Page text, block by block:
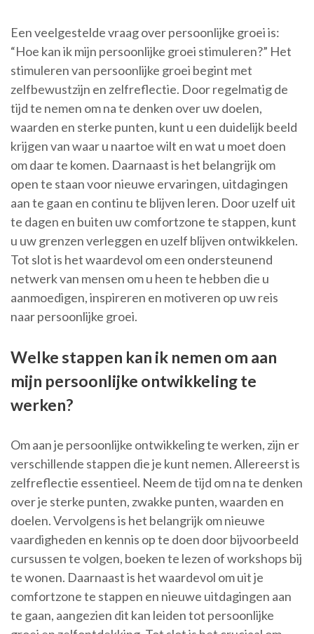
Een veelgestelde vraag over persoonlijke groei is:
“Hoe kan ik mijn persoonlijke groei stimuleren?” Het
stimuleren van persoonlijke groei begint met
zelfbewustzijn en zelfreflectie. Door regelmatig de
tijd te nemen om na te denken over uw doelen,
waarden en sterke punten, kunt u een duidelijk beeld
krijgen van waar u naartoe wilt en wat u moet doen
om daar te komen. Daarnaast is het belangrijk om
open te staan voor nieuwe ervaringen, uitdagingen
aan te gaan en continu te blijven leren. Door uzelf uit
te dagen en buiten uw comfortzone te stappen, kunt
u uw grenzen verleggen en uzelf blijven ontwikkelen.
Tot slot is het waardevol om een ondersteunend
netwerk van mensen om u heen te hebben die u
aanmoedigen, inspireren en motiveren op uw reis
naar persoonlijke groei.
Welke stappen kan ik nemen om aan
mijn persoonlijke ontwikkeling te
werken?
Om aan je persoonlijke ontwikkeling te werken, zijn er
verschillende stappen die je kunt nemen. Allereerst is
zelfreflectie essentieel. Neem de tijd om na te denken
over je sterke punten, zwakke punten, waarden en
doelen. Vervolgens is het belangrijk om nieuwe
vaardigheden en kennis op te doen door bijvoorbeeld
cursussen te volgen, boeken te lezen of workshops bij
te wonen. Daarnaast is het waardevol om uit je
comfortzone te stappen en nieuwe uitdagingen aan
te gaan, aangezien dit kan leiden tot persoonlijke